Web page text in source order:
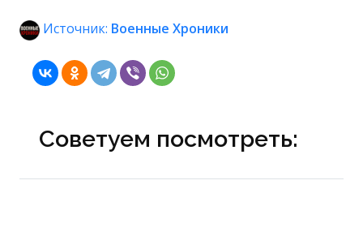
Источник: Военные Хроники
Советуем посмотреть: